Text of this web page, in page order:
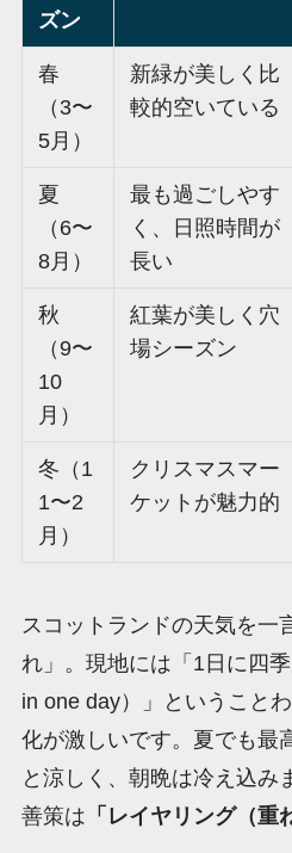
ズン
春
（3〜
5月）
新緑が美しく比
較的空いている
夏
（6〜
8月）
最も過ごしやす
く、日照時間が
長い
秋
（9〜
10
月）
紅葉が美しく穴
場シーズン
冬（1
1〜2
月）
クリスマスマー
ケットが魅力的
スコットランドの天気を一
れ」。現地には「1日に四
in one day）」ということ
化が激しいです。夏でも
と涼しく、朝晩は冷え込み
善策は 「レイヤリング（重